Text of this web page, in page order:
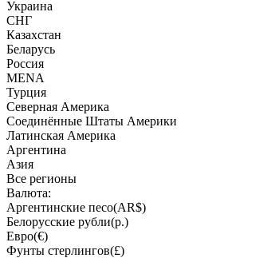
Украина
СНГ
Казахстан
Беларусь
Россия
MENA
Турция
Северная Америка
Соединённые Штаты Америки
Латинская Америка
Аргентина
Азия
Все регионы
Валюта:
Аргентинские песо(AR$)
Белорусские рубли(р.)
Евро(€)
Фунты стерлингов(£)